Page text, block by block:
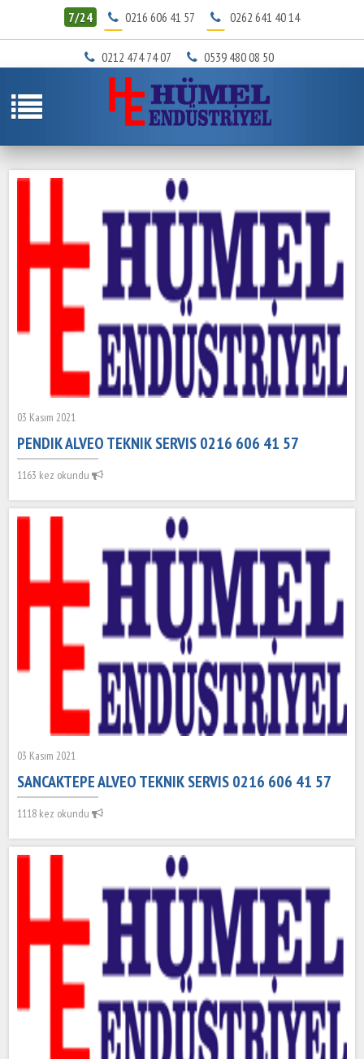
7/24 0216 606 41 57 0262 641 40 14
0212 474 74 07 0539 480 08 50
03 Kasım 2021
PENDIK ALVEO TEKNIK SERVIS 0216 606 41 57
1163 kez okundu
03 Kasım 2021
SANCAKTEPE ALVEO TEKNIK SERVIS 0216 606 41 57
1118 kez okundu